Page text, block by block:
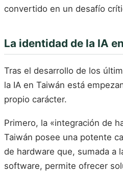
convertido en un desafío
La identidad de la IA
Tras el desarrollo de los
la IA en Taiwán está
propio carácter.
Primero, la «integración de
Taiwán posee una potente
de hardware que, sumada a
software, permite ofrecer